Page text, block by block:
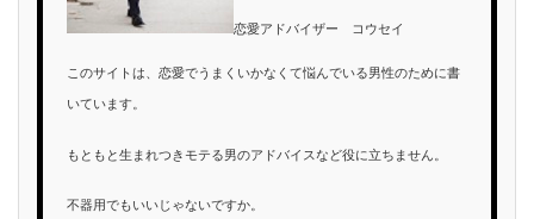
恋愛アドバイザー コウセイ
このサイトは、恋愛でうまくいかなくて悩んでいる男性のために書
いています。
もともと生まれつきモテる男のアドバイスなど役に立ちません。
不器用でもいいじゃないですか。